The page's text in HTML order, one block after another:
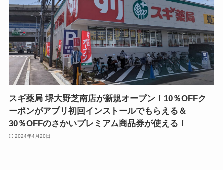
スギ薬局 堺大野芝南店が新規オープン！10％OFFク
ーポンがアプリ初回インストールでもらえる＆
30％OFFのさかいプレミアム商品券が使える！
2024年4月20日